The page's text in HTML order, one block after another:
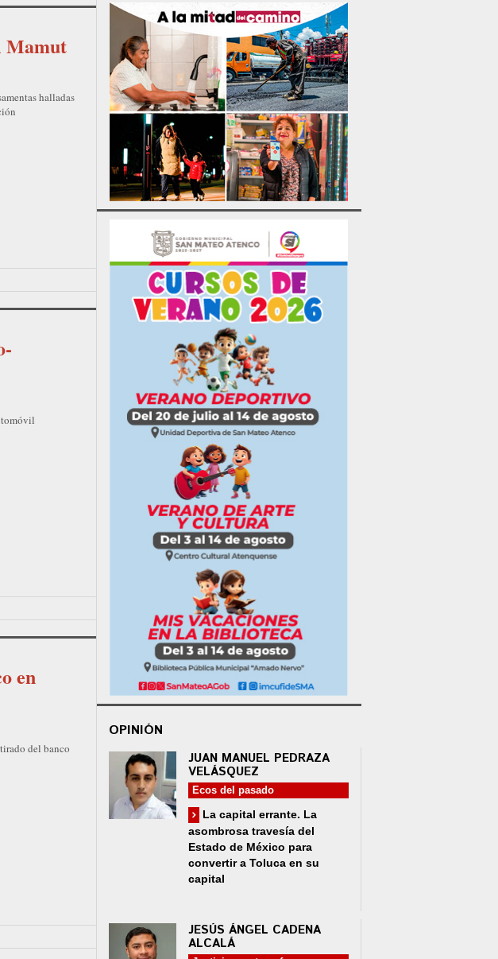
Mamut
halladas
en
del banco
OPINIÓN
JUAN MANUEL PEDRAZA
VELÁSQUEZ
Ecos del pasado
La capital errante. La
asombrosa travesía del
Estado de México para
convertir a Toluca en su
capital
JESÚS ÁNGEL CADENA
ALCALÁ